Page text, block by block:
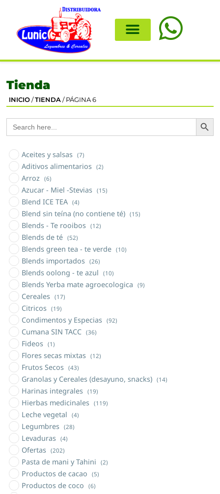
Tienda
INICIO /TIENDA / PÁGINA 6
Search
for:
Aceites y salsas (7)
Aditivos alimentarios (2)
Arroz (6)
Azucar - Miel -Stevias (15)
Blend ICE TEA (4)
Blend sin teína (no contiene té) (15)
Blends - Te rooibos (12)
Blends de té (52)
Blends green tea - te verde (10)
Blends importados (26)
Blends oolong - te azul (10)
Blends Yerba mate agroecologica (9)
Cereales (17)
Citricos (19)
Condimentos y Especias (92)
Cumana SIN TACC (36)
Fideos (1)
Flores secas mixtas (12)
Frutos Secos (43)
Granolas y Cereales (desayuno, snacks) (14)
Harinas integrales (19)
Hierbas medicinales (119)
Leche vegetal (4)
Legumbres (28)
Levaduras (4)
Ofertas (202)
Pasta de mani y Tahini (2)
Productos de cacao (5)
Productos de coco (6)